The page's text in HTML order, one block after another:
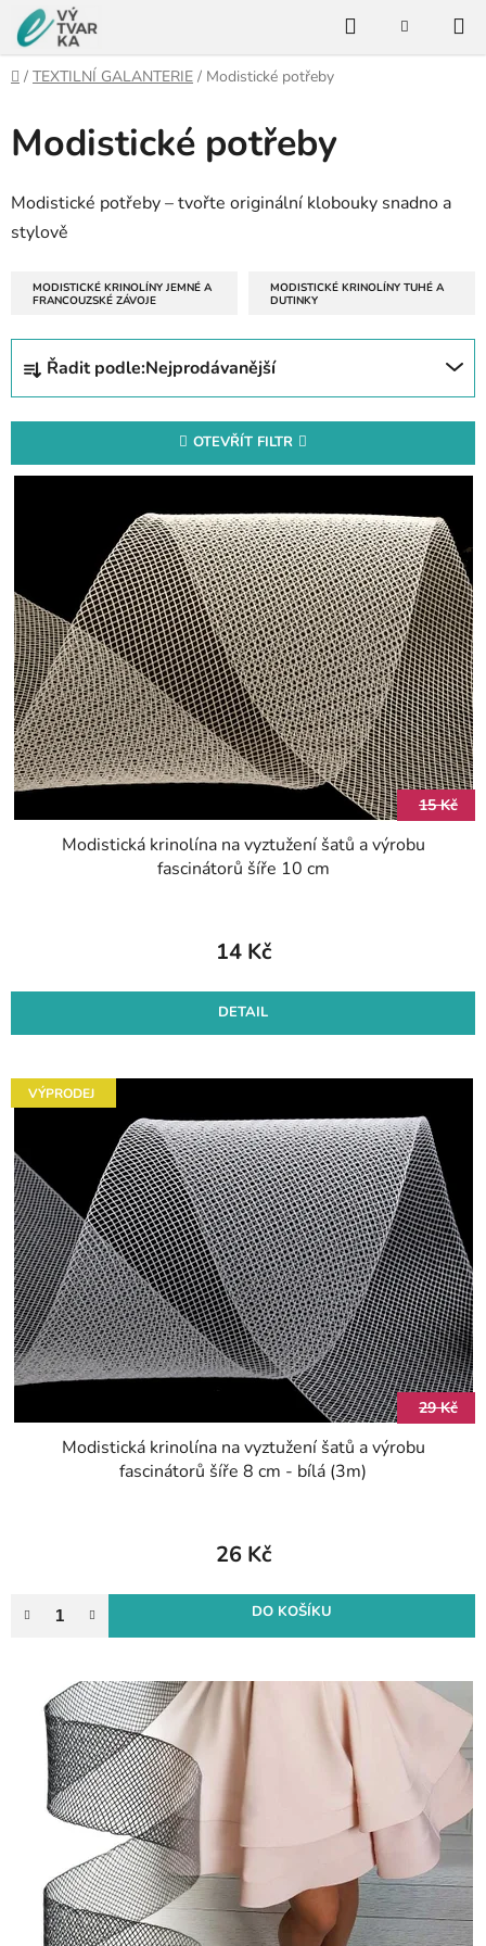
Přejít
na
obsah
HledatNÁKUPNÍ
Domů
/ TEXTILNÍ GALANTERIE / Modistické potřeby
Modistické potřeby
Modistické potřeby – tvořte originální klobouky snadno a
stylově
MODISTICKÉ KRINOLÍNY JEMNÉ A
FRANCOUZSKÉ ZÁVOJE
MODISTICKÉ KRINOLÍNY TUHÉ A
DUTINKY
Ř
z
n
d
u
k
t
ů
Řadit podle:Nejprodávanější
OTEVŘÍT FILTR
s
p
r
o
d
u
k
t
ů
15 Kč
Modistická krinolína na vyztužení šatů a výrobu
fascinátorů šíře 10 cm
14 Kč
DETAIL
VÝPRODEJ
29 Kč
Modistická krinolína na vyztužení šatů a výrobu
fascinátorů šíře 8 cm - bílá (3m)
26 Kč
DO KOŠÍKU